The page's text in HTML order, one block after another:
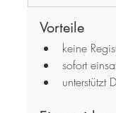
Vorteile
keine
sofort
unterstützt